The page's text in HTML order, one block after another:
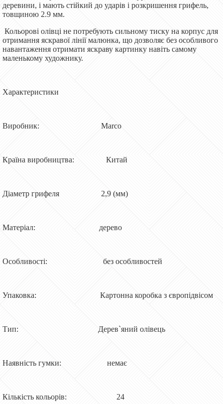
деревини, і мають стійкий до ударів і розкришення грифель,
товщиною 2.9 мм.
Кольорові олівці не потребують сильному тиску на корпус для
отримання яскравої лінії малюнка, що дозволяє без особливого
навантаження отримати яскраву картинку навіть самому
маленькому художнику.
Характеристики
Виробник: Marco
Країна виробництва: Китай
Діаметр грифеля 2,9 (мм)
Матеріал: дерево
Особливості: без особливостей
Упаковка: Картонна коробка з європідвісом
Тип: Дерев`яний олівець
Наявність гумки: немає
Кількість кольорів: 24